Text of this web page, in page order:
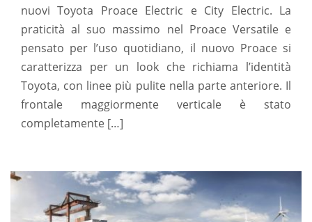
nuovi Toyota Proace Electric e City Electric. La
praticità al suo massimo nel Proace Versatile e
pensato per l’uso quotidiano, il nuovo Proace si
caratterizza per un look che richiama l’identità
Toyota, con linee più pulite nella parte anteriore. Il
frontale maggiormente verticale è stato
completamente […]